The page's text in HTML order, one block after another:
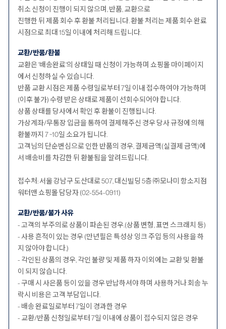
취소 신청이 진행이 되지 않으며, 반품, 교환으로
진행한 뒤 제품 회수 후 환불 처리됩니다. 환불 처리는 제품 회수 완료
시점으로 최대 15일 이내에 처리해 드립니다.
교환/반품/환불
교환은 '배송완료'의 상태일 때 신청이 가능하며 쇼핑몰 마이페이지
에서 신청하실 수 있습니다.
반품 교환 시점은 제품 수령일로부터 7일 이내 접수하여야 가능하며
(이후 불가) 수령 받은 상태로 제품이 선회수되어야 합니다.
상품 상태를 당사에서 확인 후 환불이 진행됩니다.
가상계좌/무통장 입금을 통하여 결제해주신 경우 당사 규정에 의해
환불까지 7 ~10일 소요가 됩니다.
고객님의 단순변심으로 인한 반품의 경우, 결제금액(실결제 금액)에
서 배송비를 차감한 뒤 환불됨을 알려드립니다.
접수처: 서울 강남구 도산대로 507, 대신빌딩 5층 ㈜모나미 항소지점
워터맨 쇼핑몰 담당자 (02-554-0911)
교환/반품/불가 사유
- 고객의 부주의로 상품이 파손된 경우.(상품 변형, 표면 스크래치 등)
- 사용 흔적이 있는 경우 (만년필은 특성상 잉크 주입 등의 사용을 하
지 않아야 합니다.)
- 각인된 상품의 경우, 각인 불량 및 제품 하자 이외에는 교환 및 환불
이 되지 않습니다.
- 구매 시 사은품 등이 있을 경우 반납하셔야 하며 사용하거나 회송 누
락시 비용은 고객 부담입니다.
- 배송 완료일로부터 7일이 경과한 경우
- 교환/반품 신청일로부터 7일 이내에 상품이 접수되지 않은 경우